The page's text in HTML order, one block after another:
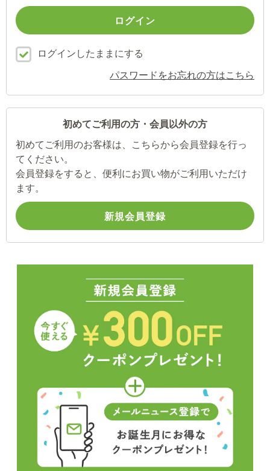
ログインしたままにする
パスワードをお忘れの方はこちら
初めてご利用の方・会員以外の方
初めてご利用のお客様は、こちらから会員登録を行っ
てください。
会員登録をすると、便利にお買い物がご利用いただけ
ます。